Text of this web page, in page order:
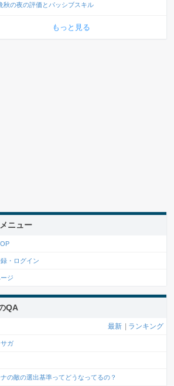
秋の夜の評価とパッシブスキル
もっと見る
ニュー
・ログイン
ジ
QA
最新 ランキング
ガ
の敵の選出基準ってどうなってるの？